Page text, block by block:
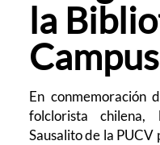
Reportes
la
En conmemoración
folclorista
Sausalito de la